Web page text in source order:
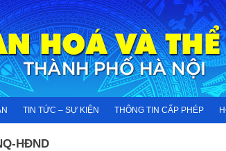
TIN TỨC – SỰ KIỆN THÔNG TIN CẤP PHÉP
HĐND